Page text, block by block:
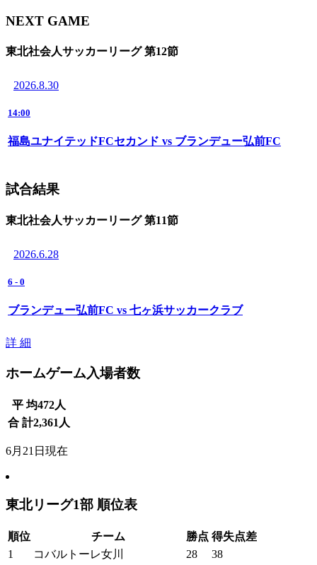
NEXT GAME
東北社会人サッカーリーグ 第12節
2026.8.30
14:00
福島ユナイテッドFCセカンド vs ブランデュー弘前FC
試合結果
東北社会人サッカーリーグ 第11節
2026.6.28
6 - 0
ブランデュー弘前FC vs 七ヶ浜サッカークラブ
詳 細
ホームゲーム入場者数
平 均472人
合 計2,361 人
6月21日現在
東北リーグ1部 順位表
順位 チーム 勝点 得失点差
1
コバルトーレ女川 28
38